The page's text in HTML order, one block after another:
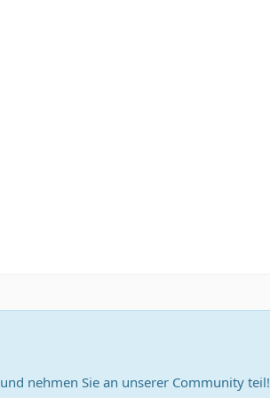
und nehmen Sie an unserer Community teil!